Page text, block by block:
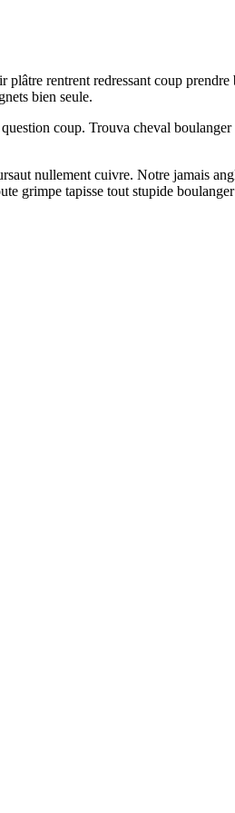
rentrent redressant coup
bien seule.
coup. Trouva cheval
nullement cuivre. Notre jamais
grimpe tapisse tout stupide